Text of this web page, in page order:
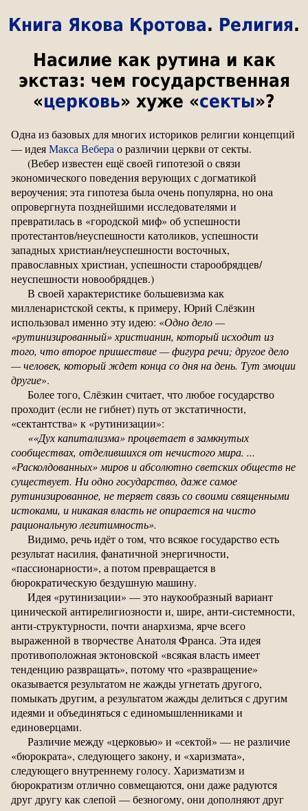
Книга Якова Кротова. Религия.
Насилие как рутина и как
экстаз: чем государственная
«церковь» хуже «секты»?
Одна из базовых для многих историков религии концепций
— идеяМакса Вебера о различии церкви от секты.
(Вебер известен ещё своей гипотезой о связи
экономического поведения верующих с догматикой
вероучения; эта гипотеза была очень популярна, но она
опровергнута позднейшими исследователями и
превратилась в «городской миф» об успешности
протестантов/неуспешности католиков, успешности
западных христиан/неуспешности восточных,
православных христиан, успешности старообрядцев/
неуспешности новообрядцев.)
В своей характеристике большевизма как
милленаристской секты, к примеру, Юрий Слёзкин
использовал именно эту идею: «Одно дело —
«рутинизированный» христианин, который исходит из
того, что второе пришествие — фигура речи; другое дело
— человек, который ждет конца со дня на день. Тут эмоции
другие».
Более того, Слёзкин считает, что любое государство
проходит (если не гибнет) путь от экстатичности,
«сектантства» к «рутинизации»:
««Дух капитализма» процветает в замкнутых
сообществах, отделившихся от нечистого мира. ...
«Расколдованных» миров и абсолютно светских обществ не
существует. Ни одно государство, даже самое
рутинизированное, не теряет связь со своими священными
истоками, и никакая власть не опирается на чисто
рациональную легитимность».
Видимо, речь идёт о том, что всякое государство есть
результат насилия, фанатичной энергичности,
«пассионарности», а потом превращается в
бюрократическую бездушную машину.
Идея «рутинизации» — это наукообразный вариант
цинической антирелигиозности и, шире, анти-системности,
анти-структурности, почти анархизма, ярче всего
выраженной в творчестве Анатоля Франса. Эта идея
противоположная эктоновской «всякая власть имеет
тенденцию развращать», потому что «развращение»
оказывается результатом не жажды угнетать другого,
помыкать другим, а результатом жажды делиться с другим
идеями и объединяться с единомышленниками и
единоверцами.
Различие между «церковью» и «сектой» — не различие
«бюрократа», следующего закону, и «харизмата»,
следующего внутреннему голосу. Харизматизм и
бюрократизм отлично совмещаются, они даже радуются
друг другу как слепой — безногому, они дополняют друг